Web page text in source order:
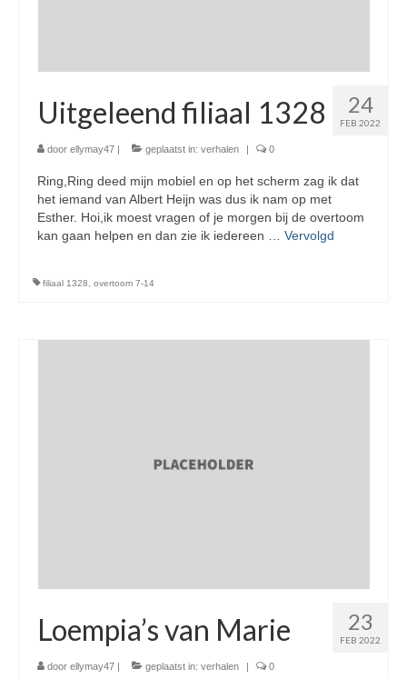
24
FEB 2022
Uitgeleend filiaal 1328
door ellymay47 | geplaatst in: verhalen | 0
Ring,Ring deed mijn mobiel en op het scherm zag ik dat
het iemand van Albert Heijn was dus ik nam op met
Esther. Hoi,ik moest vragen of je morgen bij de overtoom
kan gaan helpen en dan zie ik iedereen … Vervolgd
filiaal 1328 overtoom 7-14
23
FEB 2022
Loempia’s van Marie
door ellymay47 | geplaatst in: verhalen | 0